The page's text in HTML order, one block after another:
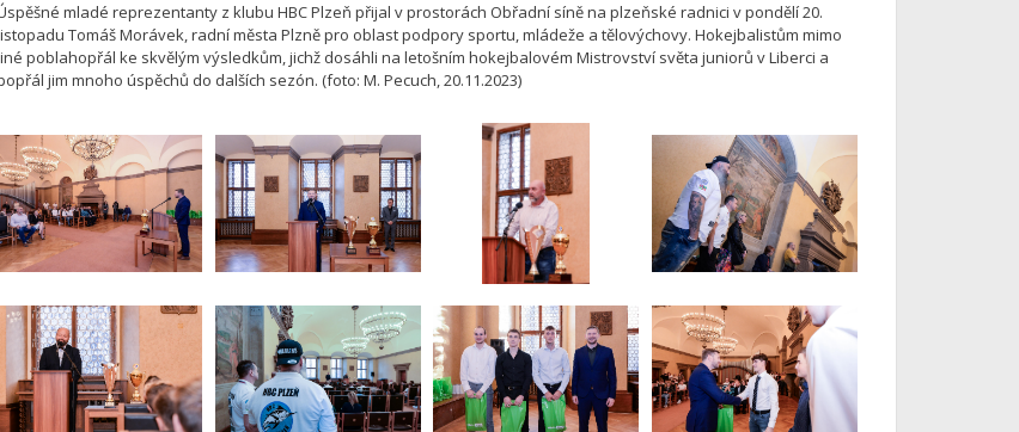
mladé reprezentanty z klubu HBC Plzeň přijal v prostorách Obřadní síně na plzeňské radnici v pondělí 20.
Tomáš Morávek, radní města Plzně pro oblast podpory sportu, mládeže a tělovýchovy. Hokejbalistům mimo
poblahopřál ke skvělým výsledkům, jichž dosáhli na letošním hokejbalovém Mistrovství světa juniorů v Liberci a
jim mnoho úspěchů do dalších sezón. (foto: M. Pecuch, 20.11.2023)